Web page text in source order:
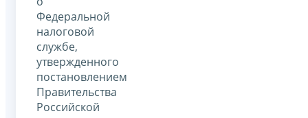
Федеральной
налоговой
службе,
утвержденного
постановлением
Правительства
Российской